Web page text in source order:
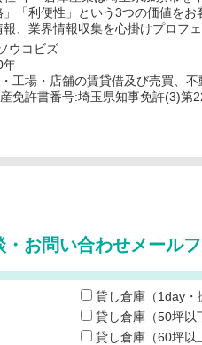
「利便性」という3つの価値を
、業界情報収集を心掛けプロフ
ウコビズ
・工場・店舗の賃貸借及び売買、
許書番号:埼玉県知事免許(3)第
お問い合わせメール
貸し倉庫（1day・
貸し倉庫（50坪以
貸し倉庫（60坪以